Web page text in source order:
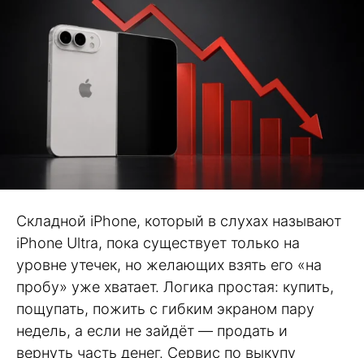
Складной iPhone, который в слухах называют
iPhone Ultra, пока существует только на
уровне утечек, но желающих взять его «на
пробу» уже хватает. Логика простая: купить,
пощупать, пожить с гибким экраном пару
недель, а если не зайдёт — продать и
вернуть часть денег. Сервис по выкупу